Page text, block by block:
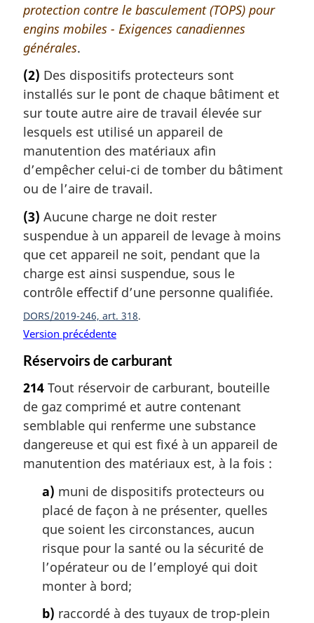
protection contre le basculement (TOPS) pour
engins mobiles - Exigences canadiennes
générales.
(2) Des dispositifs protecteurs sont
installés sur le pont de chaque bâtiment et
sur toute autre aire de travail élevée sur
lesquels est utilisé un appareil de
manutention des matériaux afin
d’empêcher celui-ci de tomber du bâtiment
ou de l’aire de travail.
(3) Aucune charge ne doit rester
suspendue à un appareil de levage à moins
que cet appareil ne soit, pendant que la
charge est ainsi suspendue, sous le
contrôle effectif d’une personne qualifiée.
DORS/2019-246, art. 318
Version précédente
Réservoirs de carburant
214 Tout réservoir de carburant, bouteille
de gaz comprimé et autre contenant
semblable qui renferme une substance
dangereuse et qui est fixé à un appareil de
manutention des matériaux est, à la fois :
a) muni de dispositifs protecteurs ou
placé de façon à ne présenter, quelles
que soient les circonstances, aucun
risque pour la santé ou la sécurité de
l’opérateur ou de l’employé qui doit
monter à bord;
b) raccordé à des tuyaux de trop-plein